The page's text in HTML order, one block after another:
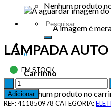
Nenhum produto
0
Carrinho
Nenhum produto no
A imagem é
LAMPADA
EM STOCK
Adicionar
REF:411850978 CATEGORIA: